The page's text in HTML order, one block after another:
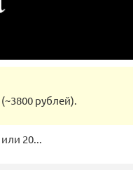
рублей).
20...